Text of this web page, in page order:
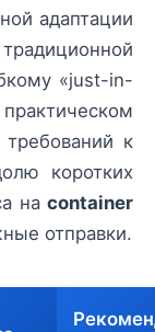
адаптации
«just-in-
к
коротких
на container
отправки.